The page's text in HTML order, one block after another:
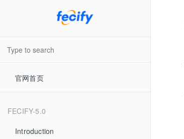
官网首页
FECIFY-5.0
Introduction